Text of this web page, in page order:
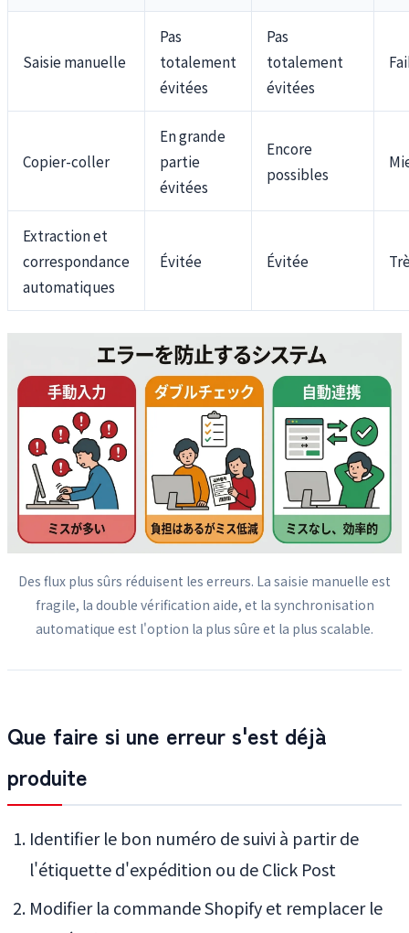
Saisie manuelle
Pas
totalement
évitées
Pas
totalement
évitées
Copier-coller
En grande
partie
évitées
Encore
possibles
Extraction et
correspondance
automatiques
Évitée Évitée
Des flux plus sûrs réduisent les erreurs. La saisie manuelle est
fragile, la double vérification aide, et la synchronisation
automatique est l'option la plus sûre et la plus scalable.
Que faire si une erreur s'est déjà
produite
Identifier le bon numéro de suivi à partir de
l'étiquette d'expédition ou de Click Post
Modifier la commande Shopify et remplacer le